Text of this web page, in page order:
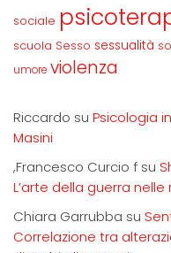
sociale
scuola Sesso sessualità
umore violenza
Riccardo su Psicologia
Masini
,Francesco Curcio f su
L’arte della guerra nelle
Chiara Garrubba su
Correlazione tra